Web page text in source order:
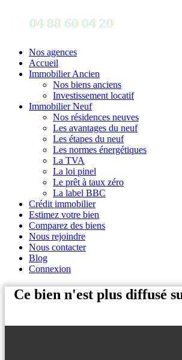
Nos agences
Accueil
Immobilier Ancien
Nos biens anciens
Investissement locatif
Immobilier Neuf
Nos résidences neuves
Les avantages du neuf
Les étapes du neuf
Les normes énergétiques
La TVA
La loi pinel
Le prêt à taux zéro
La label BBC
Crédit immobilier
Estimez votre bien
Comparez des biens
Nous rejoindre
Nous contacter
Blog
Connexion
Ce bien n'est plus diffusé